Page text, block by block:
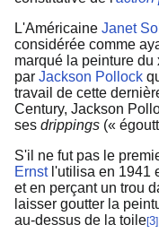
L'Américaine Janet
considérée comme
marqué la peinture du
par Jackson Pollock
travail de cette
Century, Jackson
ses drippings («
S'il ne fut pas le
Ernst l'utilisa en 1941
et en perçant un trou
laisser goutter la
au-dessus de la toile[3]